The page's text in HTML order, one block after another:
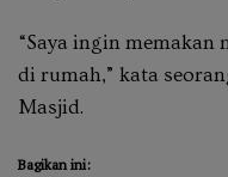
“Saya ingin memakan
di rumah,” kata
Masjid.
Bagikan ini: